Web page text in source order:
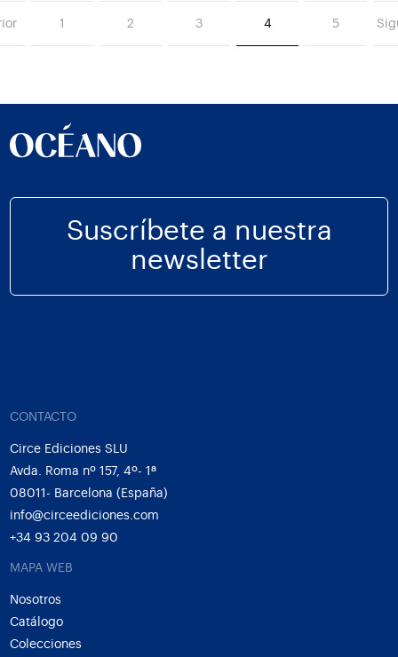
1 2 3 4 5
Suscríbete a nuestra
newsletter
CONTACTO
Circe Ediciones SLU
Avda. Roma nº 157, 4º- 1ª
08011- Barcelona (España)
info@circeediciones.com
+34 93 204 09 90
MAPA WEB
Nosotros
Catálogo
Colecciones